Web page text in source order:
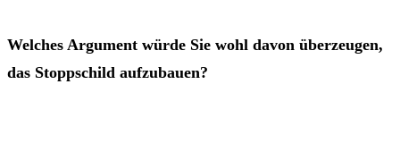
Welches Argument würde Sie wohl davon überzeugen,
das Stoppschild aufzubauen?